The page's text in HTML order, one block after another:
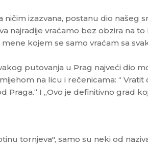
izazvana, postanu dio našeg
najradije vraćamo bez obzira na to
kojem se samo vraćam sa
putovanja u Prag najveći dio
na licu i rečenicama: “ Vratit
Praga.“ I „Ovo je definitivno grad
tornjeva", samo su neki od